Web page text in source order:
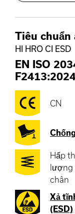
Tiêu chuẩn
HI HRO CI ESD
EN ISO
CN
Hấp
chân
Xả
(ESD)